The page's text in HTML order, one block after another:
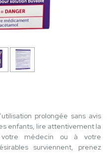
prolongée sans avis
enfants, lire attentivement la
médecin ou à votre
surviennent, prenez